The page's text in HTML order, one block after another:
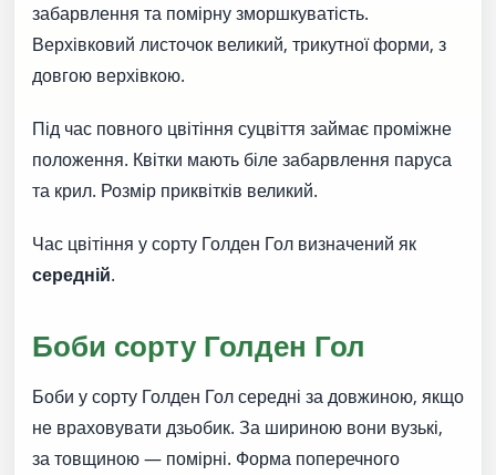
забарвлення та помірну зморшкуватість.
Верхівковий листочок великий, трикутної форми, з
довгою верхівкою.
Під час повного цвітіння суцвіття займає проміжне
положення. Квітки мають біле забарвлення паруса
та крил. Розмір приквітків великий.
Час цвітіння у сорту Голден Гол визначений як
середній.
Боби сорту Голден Гол
Боби у сорту Голден Гол середні за довжиною, якщо
не враховувати дзьобик. За шириною вони вузькі,
за товщиною — помірні. Форма поперечного